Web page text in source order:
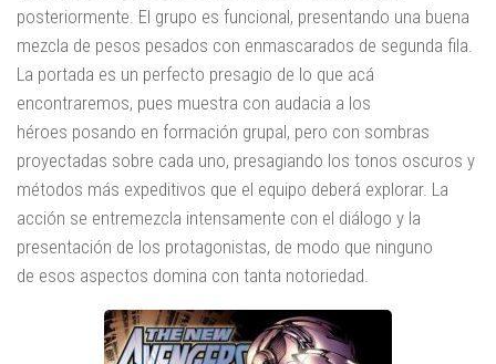
posteriormente. El grupo es funcional, presentando una buena
mezcla de pesos pesados con enmascarados de segunda fila.
La portada es un perfecto presagio de lo que acá
encontraremos, pues muestra con audacia a los
héroes posando en formación grupal, pero con sombras
proyectadas sobre cada uno, presagiando los tonos oscuros y
métodos más expeditivos que el equipo deberá explorar. La
acción se entremezcla intensamente con el diálogo y la
presentación de los protagonistas, de modo que ninguno
de esos aspectos domina con tanta notoriedad.